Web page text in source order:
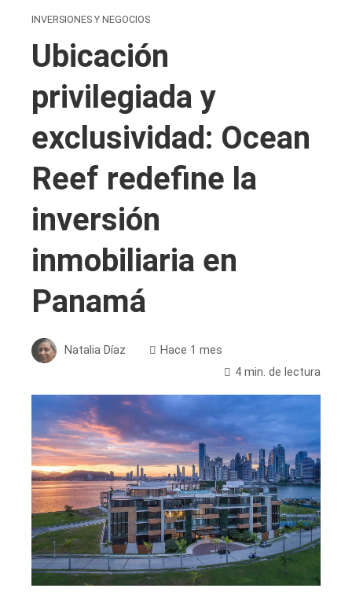
INVERSIONES Y NEGOCIOS
Ubicación
privilegiada y
exclusividad: Ocean
Reef redefine la
inversión
inmobiliaria en
Panamá
Natalia Díaz
Hace 1 mes
4 min. de lectura